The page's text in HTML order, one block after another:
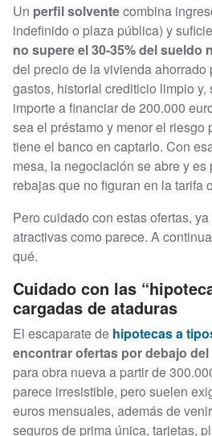
Un perfil solventecombina
indefinido o plaza pública) y
no supere el 30-35% del sueldo
del precio de la vivienda ahorrado
gastos, historial crediticio limpio y,
importe a financiar de 200.000
sea el préstamo y menor el riesgo
tiene el banco en captarlo. Con
mesa, la negociación se abre y
rebajas que no figuran en la tarifa
Pero cuidado con estas ofertas,
atractivas como parece. A
qué.
Cuidado con las
cargadas de ataduras
El escaparate de hipotecas a
encontrar ofertas por debajo del
para obra nueva a partir de
parece irresistible, pero suelen
euros mensuales, además de
seguros de prima única, tarjetas,